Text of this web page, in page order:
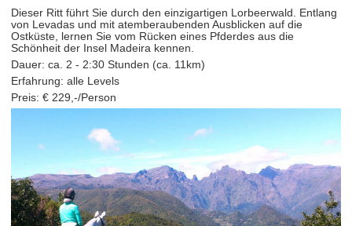
Dieser Ritt führt Sie durch den einzigartigen Lorbeerwald. Entlang
von Levadas und mit atemberaubenden Ausblicken auf die
Ostküste, lernen Sie vom Rücken eines Pfderdes aus die
Schönheit der Insel Madeira kennen.
Dauer: ca. 2 - 2:30 Stunden (ca. 11km)
Erfahrung: alle Levels
Preis: € 229,-/Person